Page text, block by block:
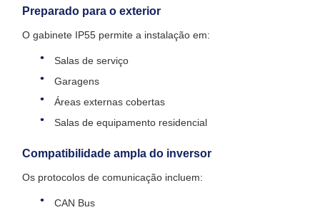
Preparado para o exterior
O gabinete IP55 permite a instalação em:
Salas de serviço
Garagens
Áreas externas cobertas
Salas de equipamento residencial
Compatibilidade ampla do inversor
Os protocolos de comunicação incluem:
CAN Bus